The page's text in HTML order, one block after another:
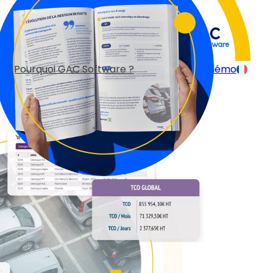
Pourquoi GAC Software ?Demander une démo